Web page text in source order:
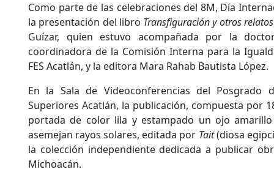
Como parte de las celebraciones del 8M, Día
la presentación del libro Transfiguración y otros relatos
Guízar, quien estuvo acompañada por la
coordinadora de la Comisión Interna para la
FES Acatlán, y la editora Mara Rahab Bautista López.
En la Sala de Videoconferencias del Posgrado
Superiores Acatlán, la publicación, compuesta por
portada de color lila y estampado un ojo
asemejan rayos solares, editada por Tait(diosa
la colección independiente dedicada a publicar
Michoacán.